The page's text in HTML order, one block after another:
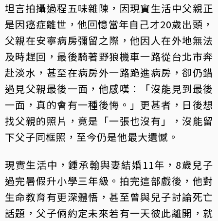
坦言拍攝過程五味雜陳，因現實生活中父親正
是因癌症離世，他回憶當年自己才20歲出頭，
父親在安寧病房彌留之際，他因人在外地無法
及時趕回，最後騎著野狼機車一路從台北市奔
赴淡水，甚至在病房外一路跪進病房，卻仍錯
過見父親最後一面，他感嘆：「沒能見到最後
一面，真的會有一種後悔。」更甚者，日後想
找父親的照片，竟是「一張也沒有」，沒能留
下父子同框照，至今仍是他最大遺憾。
現實生活中，鍾承翰與妻結婚11年，8歲兒子
過完暑假升小學三年級。拍完這部戲後，他對
生命教育有更深體悟，甚至曾與兒子討論死亡
話題，父子倆約定未來若有一天彼此離開，就